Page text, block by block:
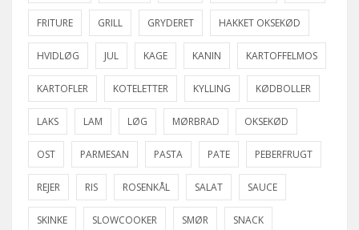
FRITURE GRILL GRYDERET HAKKET OKSEKØD
HVIDLØG JUL KAGE KANIN KARTOFFELMOS
KARTOFLER KOTELETTER KYLLING KØDBOLLER
LAKS LAM LØG MØRBRAD OKSEKØD
OST PARMESAN PASTA PATE PEBERFRUGT
REJER RIS ROSENKÅL SALAT SAUCE
SKINKE SLOWCOOKER SMØR SNACK